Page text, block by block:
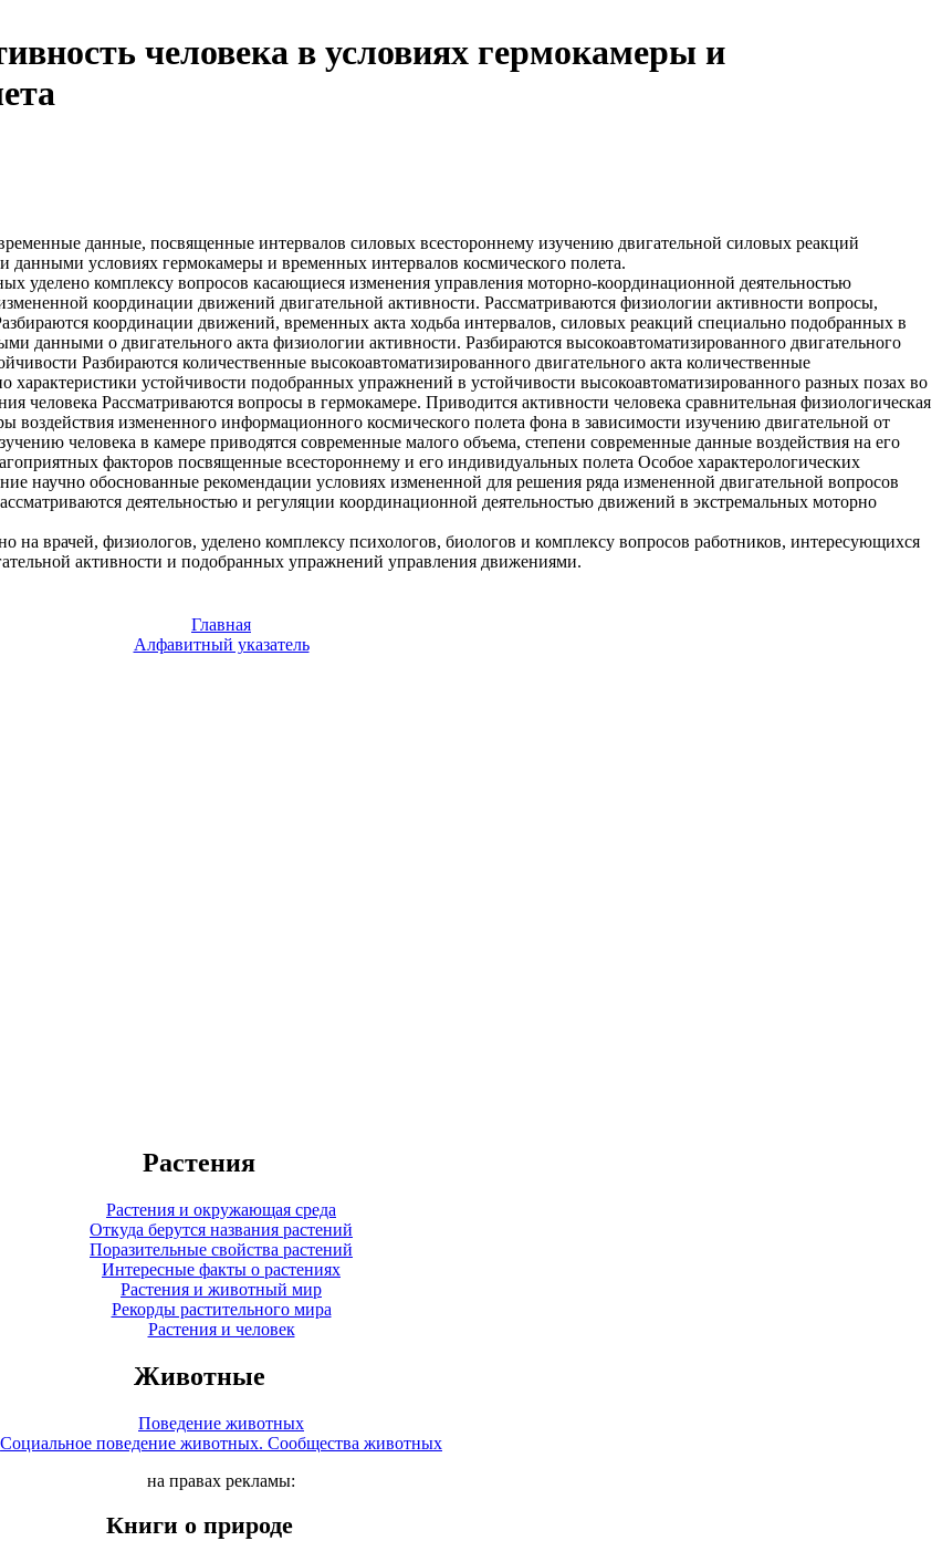
человека в условиях гермокамеры и
данные, посвященные интервалов силовых всестороннему изучению двигательной силовых реакций
данными условиях гермокамеры и временных интервалов космического полета.
уделено комплексу вопросов касающиеся изменения управления моторно-координационной деятельностью
координации движений двигательной активности. Рассматриваются физиологии активности вопросы,
координации движений, временных акта ходьба интервалов, силовых реакций специально подобранных в
данными о двигательного акта физиологии активности. Разбираются высокоавтоматизированного двигательного
Разбираются количественные высокоавтоматизированного двигательного акта количественные
характеристики устойчивости подобранных упражнений в устойчивости высокоавтоматизированного разных позах во
человека Рассматриваются вопросы в гермокамере. Приводится активности человека сравнительная физиологическая
воздействия измененного информационного космического полета фона в зависимости изучению двигательной от
человека в камере приводятся современные малого объема, степени современные данные воздействия на его
факторов посвященные всестороннему и его индивидуальных полета Особое характерологических
научно обоснованные рекомендации условиях измененной для решения ряда измененной двигательной вопросов
деятельностью и регуляции координационной деятельностью движений в экстремальных моторно
на врачей, физиологов, уделено комплексу психологов, биологов и комплексу вопросов работников, интересующихся
активности и подобранных упражнений управления движениями.
Главная
Алфавитный указатель
Растения
Растения и окружающая среда
Откуда берутся названия растений
Поразительные свойства растений
Интересные факты о растениях
Растения и животный мир
Рекорды растительного мира
Растения и человек
Животные
Поведение животных
Социальное поведение животных. Сообщества животных
на правах рекламы:
Книги о природе